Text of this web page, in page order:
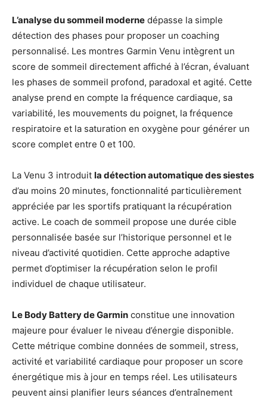
L’analyse du sommeil moderne dépasse la simple
détection des phases pour proposer un coaching
personnalisé. Les montres Garmin Venu intègrent un
score de sommeil directement affiché à l’écran, évaluant
les phases de sommeil profond, paradoxal et agité. Cette
analyse prend en compte la fréquence cardiaque, sa
variabilité, les mouvements du poignet, la fréquence
respiratoire et la saturation en oxygène pour générer un
score complet entre 0 et 100.
La Venu 3 introduit la détection automatique des siestes
d’au moins 20 minutes, fonctionnalité particulièrement
appréciée par les sportifs pratiquant la récupération
active. Le coach de sommeil propose une durée cible
personnalisée basée sur l’historique personnel et le
niveau d’activité quotidien. Cette approche adaptive
permet d’optimiser la récupération selon le profil
individuel de chaque utilisateur.
Le Body Battery de Garmin constitue une innovation
majeure pour évaluer le niveau d’énergie disponible.
Cette métrique combine données de sommeil, stress,
activité et variabilité cardiaque pour proposer un score
énergétique mis à jour en temps réel. Les utilisateurs
peuvent ainsi planifier leurs séances d’entraînement